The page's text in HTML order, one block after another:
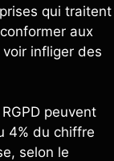
qui traitent
aux
infliger des
peuvent
4% du chiffre
selon le